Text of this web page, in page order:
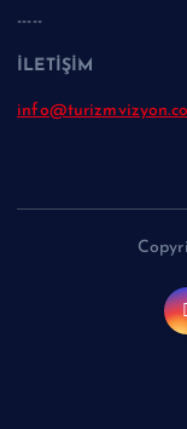
-----
İLETİŞİM